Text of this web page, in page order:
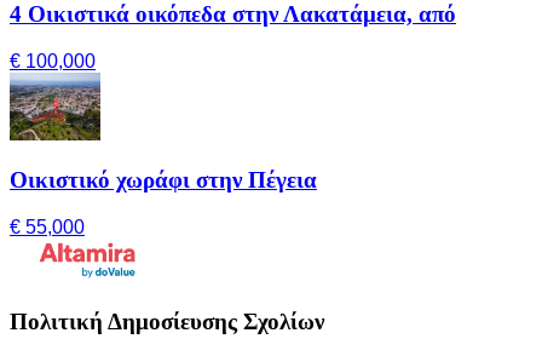
4 Οικιστικά οικόπεδα στην Λακατάμεια, από
€ 100,000
Οικιστικό χωράφι στην Πέγεια
€ 55,000
Πολιτική Δημοσίευσης Σχολίων